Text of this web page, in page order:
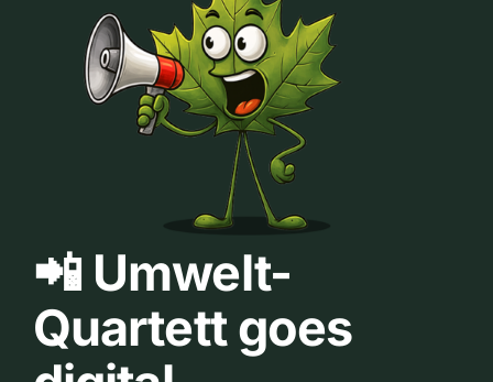
📲 Umwelt-
Quartett goes